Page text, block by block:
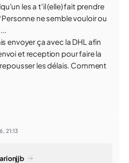
les a t'il (elle) fait prendre
Personne ne semble vouloir ou
envoyer ça avec la DHL afin
et reception pour faire la
les délais. Comment
21:13